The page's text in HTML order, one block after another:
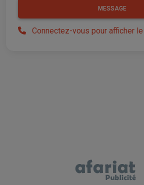
MESSAGE
Connectez-vous pour afficher le